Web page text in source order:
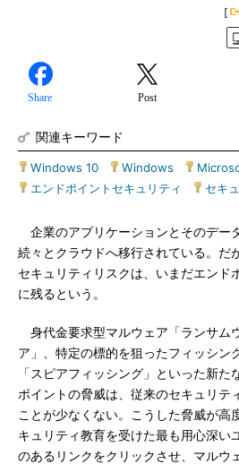
[
Share Post
関連キーワード
Windows 10 Windows
エンドポイントセキュリティ
セキ
企業のアプリケーションとそのデー
続々とクラウドへ移行されている。だ
セキュリティリスクは、いまだエンド
に残るという。
身代金要求型マルウェア「ランサム
ア」、特定の標的を狙ったフィッシン
「スピアフィッシング」といった新た
ポイントの脅威は、従来のセキュリテ
ことが少なくない。こうした脅威が高
キュリティ教育を受けた最も用心深い
のあるリンクをクリックさせ、マルウ